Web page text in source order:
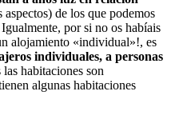
de los que podemos
por si no os habíais
alojamiento «individual»!, es
individuales, a personas
habitaciones son
algunas habitaciones